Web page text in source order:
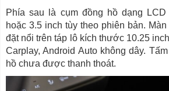
Phía sau là cụm đồng hồ dạng
hoặc 3.5 inch tùy theo phiên bản.
đặt nổi trên táp lô kích thước 10.25
Carplay, Android Auto không dây.
hồ chưa được thanh thoát.